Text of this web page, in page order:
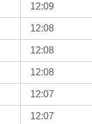
12:09
12:08
12:08
12:08
12:07
12:07